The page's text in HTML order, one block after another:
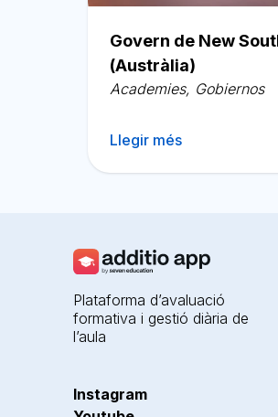
Govern de New
(Austràlia)
Academies, Gobiernos
Llegir més
Plataforma d’avaluació
formativa i gestió diària de
l’aula
Instagram